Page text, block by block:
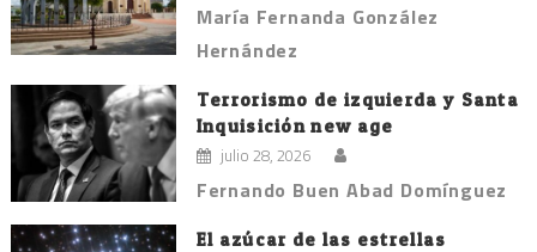
María Fernanda González
Hernández
Terrorismo de izquierda y Santa
Inquisición new age
julio 28, 2026
Fernando Buen Abad Domínguez
El azúcar de las estrellas